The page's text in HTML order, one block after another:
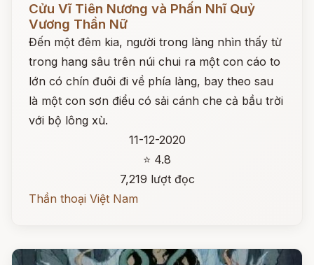
Cửu Vĩ Tiên Nương và Phấn Nhĩ Quỷ
Vương Thần Nữ
Đến một đêm kia, người trong làng nhìn thấy từ
trong hang sâu trên núi chui ra một con cáo to
lớn có chín đuôi đi về phía làng, bay theo sau
là một con sơn điểu có sải cánh che cả bầu trời
với bộ lông xù.
11-12-2020
⭐ 4.8
7,219 lượt đọc
Thần thoại Việt Nam